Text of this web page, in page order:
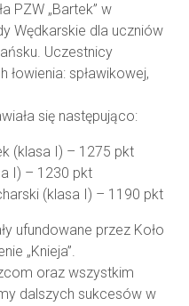
PZW „Bartek” w
Wędkarskie dla uczniów
Uczestnicy
spławikowej,
się następująco:
(klasa I) – 1275 pkt
I) – 1230 pkt
(klasa I) – 1190 pkt
ufundowane przez Koło
„Knieja”.
oraz wszystkim
dalszych sukcesów w